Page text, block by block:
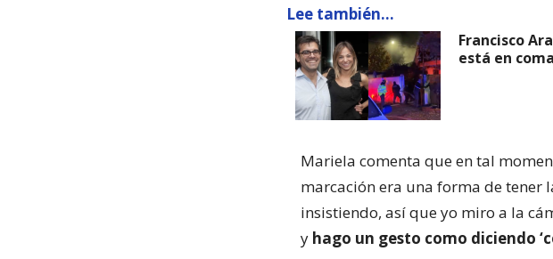
Lee también...
Francisco
está en
Mariela comenta que en tal
marcación era una forma de tener
insistiendo, así que yo miro a la
y hago un gesto como diciendo